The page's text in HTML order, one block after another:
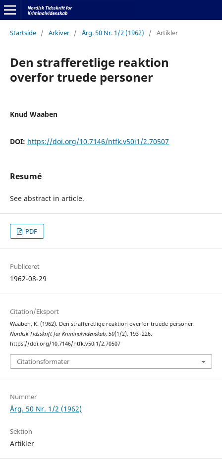
Startside / Arkiver / Årg. 50 Nr. 1/2 (1962) / Artikler
Den strafferetlige reaktion
overfor truede personer
Knud Waaben
DOI: https://doi.org/10.7146/ntfk.v50i1/2.70507
Resumé
See abstract in article.
PDF
Publiceret
1962-08-29
Citation/Eksport
Waaben, K. (1962). Den strafferetlige reaktion overfor truede personer.
Nordisk Tidsskrift for Kriminalvidenskab, 50(1/2), 193–226.
https://doi.org/10.7146/ntfk.v50i1/2.70507
Citationsformater
Nummer
Årg. 50 Nr. 1/2 (1962)
Sektion
Artikler